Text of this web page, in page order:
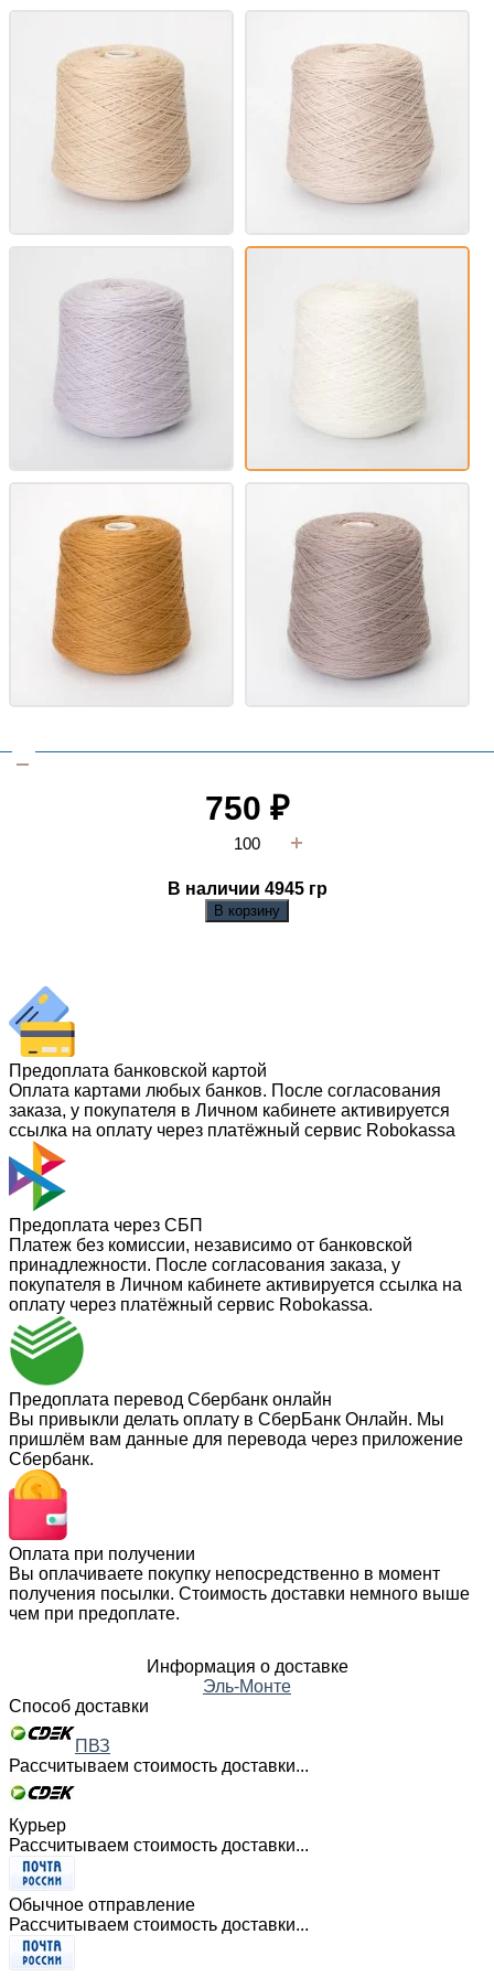
750 ₽
В наличии 4945гр
В корзину
Предоплата банковской картой
Оплата картами любых банков. После согласования
заказа, у покупателя в Личном кабинете активируется
ссылка на оплату через платёжный сервис Robokassa
Предоплата через СБП
Платеж без комиссии, независимо от банковской
принадлежности. После согласования заказа, у
покупателя в Личном кабинете активируется ссылка на
оплату через платёжный сервис Robokassa.
Предоплата перевод Сбербанк онлайн
Вы привыкли делать оплату в СберБанк Онлайн. Мы
пришлём вам данные для перевода через приложение
Сбербанк.
Оплата при получении
Вы оплачиваете покупку непосредственно в момент
получения посылки. Стоимость доставки немного выше
чем при предоплате.
Информация о доставке
Эль-Монте
Способ доставки
ПВЗ
Рассчитываем стоимость доставки...
Курьер
Рассчитываем стоимость доставки...
Обычное отправление
Рассчитываем стоимость доставки...